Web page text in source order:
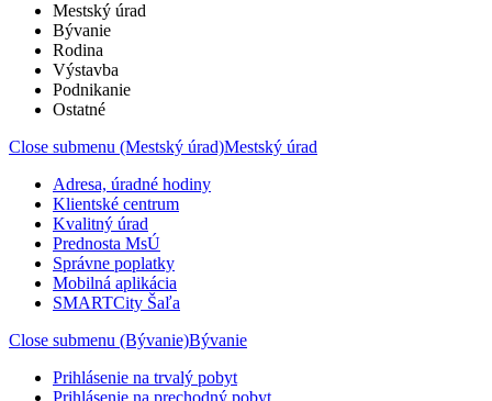
Mestský úrad
Bývanie
Rodina
Výstavba
Podnikanie
Ostatné
Close submenu (Mestský úrad)Mestský úrad
Adresa, úradné hodiny
Klientské centrum
Kvalitný úrad
Prednosta MsÚ
Správne poplatky
Mobilná aplikácia
SMARTCity Šaľa
Close submenu (Bývanie)Bývanie
Prihlásenie na trvalý pobyt
Prihlásenie na prechodný pobyt